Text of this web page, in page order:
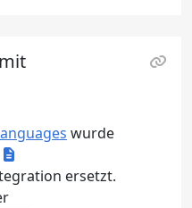
wurde
ersetzt.